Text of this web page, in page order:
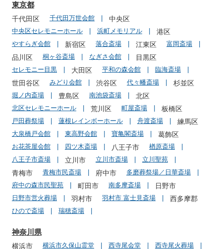
東京都
千代田区 千代田万世会館 中央区
中央区セレモニーホール 浜町メモリアル 港区
やすらぎ会館 新宿区 落合斎場 江東区 富岡斎場
品川区 桐ヶ谷斎場 なぎさ会館 目黒区
セレモニー目黒 大田区 平和の森会館 臨海斎場
世田谷区 みどり会館 渋谷区 代々幡斎場 杉並区
堀ノ内斎場 豊島区 南池袋斎場 北区
北区セレモニーホール 荒川区 町屋斎場 板橋区
戸田葬祭場 蓮根レインボーホール 舟渡斎場 練馬区
大泉橋戸会館 東高野会館 寶亀閣斎場 葛飾区
お花茶屋会館 四ツ木斎場 八王子市
楢原斎場
八王子市斎場
立川市 立川市斎場 立川聖苑
青梅市 青梅市民斎場 府中市
多磨葬祭場／日華斎場
府中の森市民聖苑
町田市 南多摩斎場 日野市
日野市営火葬場 羽村市 羽村市 富士見斎場 西多摩郡
ひので斎場 瑞穂斎場
神奈川県
横浜市 横浜市久保山霊堂 西寺尾会堂 西寺尾火葬場